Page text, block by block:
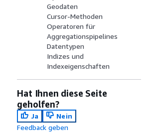
Geodaten
Cursor-Methoden
Operatoren für
Aggregationspipelines
Datentypen
Indizes und
Indexeigenschaften
Hat Ihnen diese Seite
geholfen?
Ja
Nein
Feedback geben